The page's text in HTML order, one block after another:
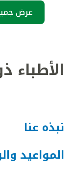
عرض
الأطباء
نبذه عنا
المواعيد